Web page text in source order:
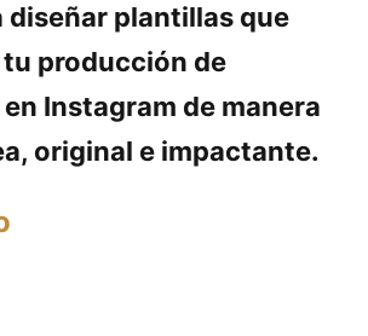
diseñar plantillas que
producción de
Instagram de manera
original e impactante.